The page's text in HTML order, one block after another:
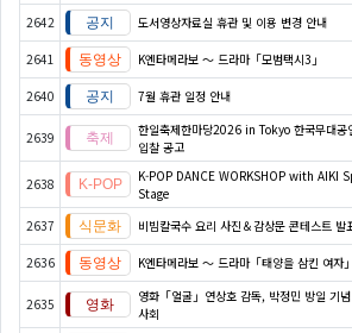
2642 도서영상자료실 휴관 및 이용 변경 안내
2641 K엔타메라보 ～ 드라마「모범택시3」
2640 7월 휴관 일정 안내
2639
한일축제한마당2026 in Tokyo 한국무대공
입찰 공고
2638
K-POP DANCE WORKSHOP with AIKI
Stage
2637 비빔칼국수 요리 사진＆감상문 콘테스트 발
2636 K엔타메라보 ～ 드라마「태양을 삼킨 여자」
2635
영화「얼굴」연상호 감독, 박정민 방일 기
사회